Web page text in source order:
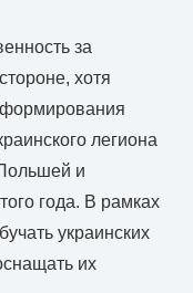
за
хотя
формирования
легиона
и
года. В рамках
украинских
их